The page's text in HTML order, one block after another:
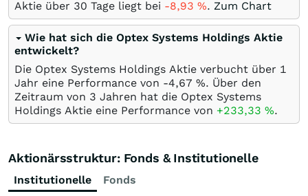
Aktie über 30 Tage liegt bei -8,93 %. Zum Chart
Wie hat sich die Optex Systems Holdings Aktie
entwickelt?
Die Optex Systems Holdings Aktie verbucht über 1
Jahr eine Performance von -4,67 %. Über den
Zeitraum von 3 Jahren hat die Optex Systems
Holdings Aktie eine Performance von +233,33 %.
Aktionärsstruktur: Fonds & Institutionelle
Institutionelle
Fonds